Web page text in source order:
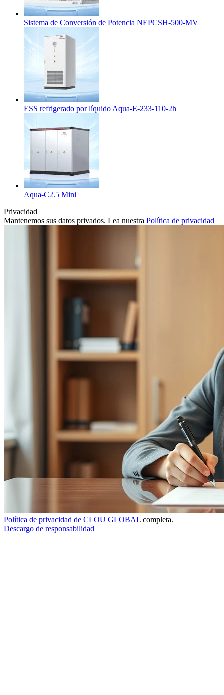
Sistema de Conversión de Potencia NEPCSH-500-MV
ESS refrigerado por líquido Aqua-E-233-110-2h
Aqua-C2.5 Mini
Privacidad
Mantenemos sus datos privados. Lea nuestra Política de privacidad
Política de privacidad de CLOU GLOBAL completa.
Descargo de responsabilidad